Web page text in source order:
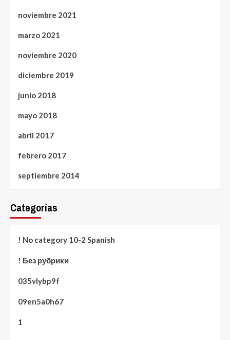
noviembre 2021
marzo 2021
noviembre 2020
diciembre 2019
junio 2018
mayo 2018
abril 2017
febrero 2017
septiembre 2014
Categorías
! No category 10-2 Spanish
! Без рубрики
035vlybp9f
09en5a0h67
1